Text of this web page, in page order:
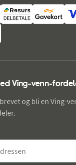
Ving-venn-
og bli en Ving-